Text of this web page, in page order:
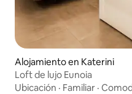
Alojamiento en Katerini
Loft de lujo Eunoia
Ubicación · Familiar ·